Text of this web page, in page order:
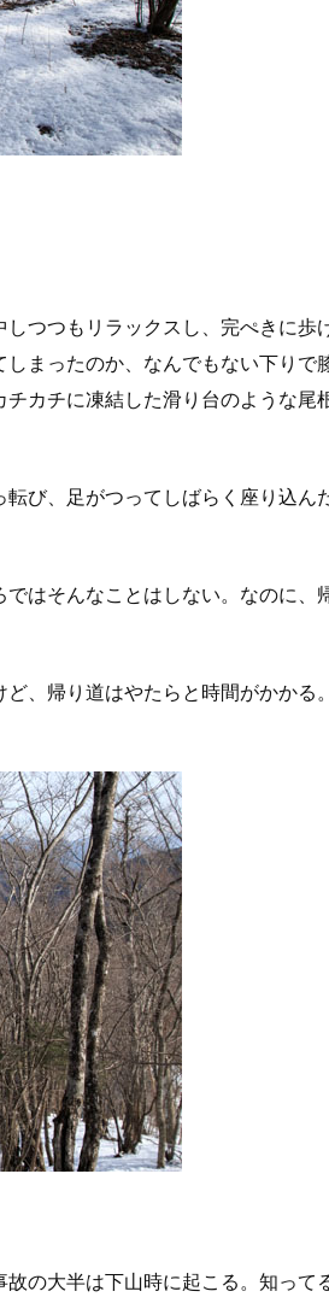
つつもリラックスし、完ぺきに歩
まったのか、なんでもない下りで
カチに凍結した滑り台のような尾
び、足がつってしばらく座り込ん
はそんなことはしない。なのに、
、帰り道はやたらと時間がかかる
の大半は下山時に起こる。知って